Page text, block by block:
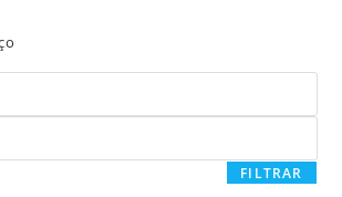
FILTRAR